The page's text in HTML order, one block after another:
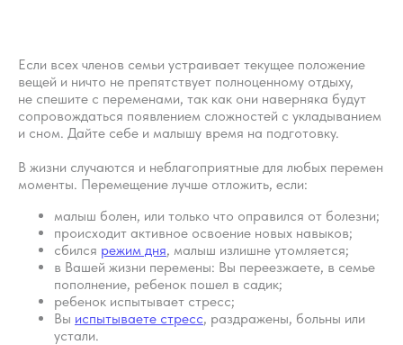
Если всех членов семьи устраивает текущее положение
вещей и ничто не препятствует полноценному отдыху,
не спешите с переменами, так как они наверняка будут
сопровождаться появлением сложностей с укладыванием
и сном. Дайте себе и малышу время на подготовку.
В жизни случаются и неблагоприятные для любых перемен
моменты. Перемещение лучше отложить, если:
малыш болен, или только что оправился от болезни;
происходит активное освоение новых навыков;
сбился режим дня, малыш излишне утомляется;
в Вашей жизни перемены: Вы переезжаете, в семье
пополнение, ребенок пошел в садик;
ребенок испытывает стресс;
Вы испытываете стресс, раздражены, больны или
устали.